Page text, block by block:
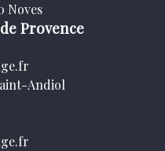
Noves
Provence
Andiol